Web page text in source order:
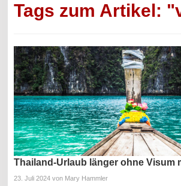
Tags zum Artikel:
Thailand-Urlaub länger ohne Visum
23. Juli 2024 von Mary Hammler